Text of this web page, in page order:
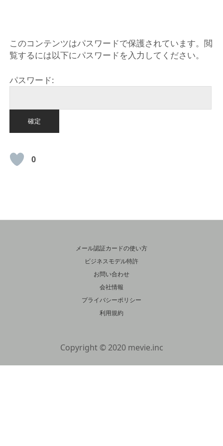
このコンテンツはパスワードで保護されています。閲
覧するには以下にパスワードを入力してください。
パスワード:
0
メール認証カードの使い方
ビジネスモデル特許
お問い合わせ
会社情報
プライバシーポリシー
利用規約
Copyright © 2020 mevie.inc